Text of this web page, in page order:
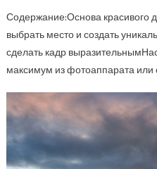
Содержание:Основа красивого
выбрать место и создать
сделать кадр
максимум из фотоаппарата